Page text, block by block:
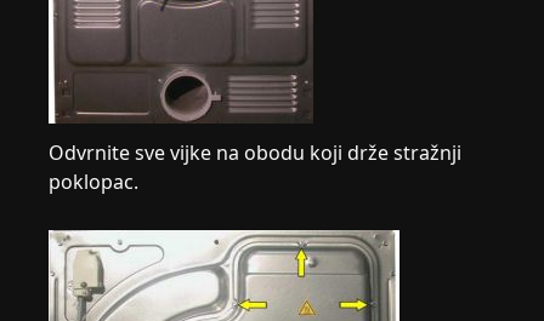
Odvrnite sve vijke na obodu koji drže stražnji
poklopac.